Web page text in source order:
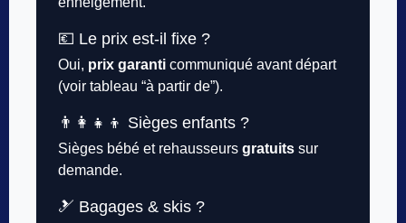
💶 Le prix est-il fixe ?
Oui, prix garanti communiqué avant départ
(voir tableau “à partir de”).
👨‍👩‍👧‍👦 Sièges enfants ?
Sièges bébé et rehausseurs gratuits sur
demande.
🎿 Bagages & skis ?